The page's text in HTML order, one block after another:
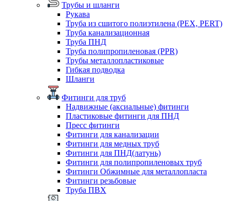
Трубы и шланги
Рукава
Труба из сшитого полиэтилена (PEX, PERT)
Труба канализационная
Труба ПНД
Труба полипропиленовая (PPR)
Трубы металлопластиковые
Гибкая подводка
Шланги
Фитинги для труб
Надвижные (аксиальные) фитинги
Пластиковые фитинги для ПНД
Пресс фитинги
Фитинги для канализации
Фитинги для медных труб
Фитинги для ПНД(латунь)
Фитинги для полипропиленовых труб
Фитинги Обжимные для металлопласта
Фитинги резьбовые
Труба ПВХ